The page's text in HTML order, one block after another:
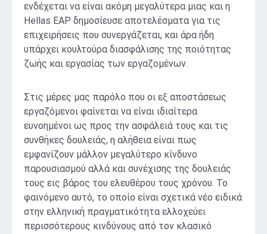
ενδέχεται να είναι ακόμη μεγαλύτερα μιας και η
Hellas EAP δημοσίευσε αποτελέσματα για τις
επιχειρήσεις που συνεργάζεται, και άρα ήδη
υπάρχει κουλτούρα διασφάλισης της ποιότητας
ζωής και εργασίας των εργαζομένων.
Στις μέρες μας παρόλο που οι εξ αποστάσεως
εργαζόμενοι φαίνεται να είναι ιδιαίτερα
ευνοημένοι ως προς την ασφάλειά τους και τις
συνθήκες δουλειάς, η αλήθεια είναι πως
εμφανίζουν μάλλον μεγαλύτερο κίνδυνο
παρουσιασμού αλλά και συνέχισης της δουλειάς
τους εις βάρος του ελευθέρου τους χρόνου. Το
φαινόμενο αυτό, το οποίο είναι σχετικά νέο ειδικά
στην ελληνική πραγματικότητα ελλοχεύει
περισσότερους κινδύνους από τον κλασικό